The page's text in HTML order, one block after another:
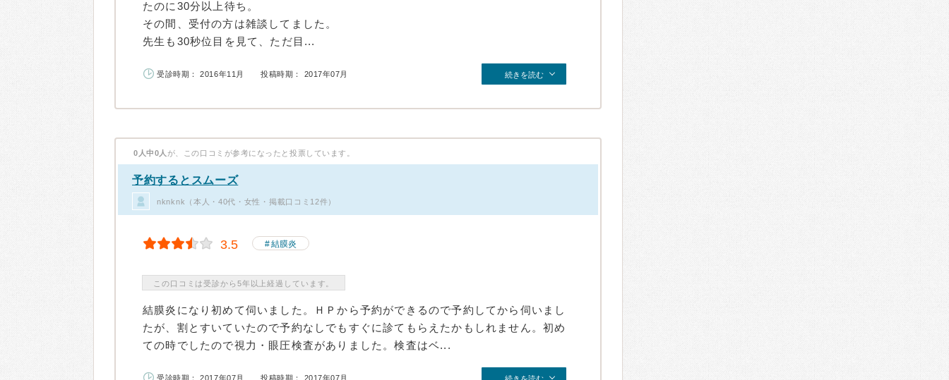
たのに30分以上待ち。
その間、受付の方は雑談してました。
先生も30秒位目を見て、ただ目...
受診時期： 2016年11月 投稿時期： 2017年07月 続きを読む
0人中0人 が、この口コミが参考になったと投票しています。
予約するとスムーズ
nknknk（本人・40代・女性・掲載口コミ12件）
3.5 結膜炎
この口コミは受診から5年以上経過しています。
結膜炎になり初めて伺いました。ＨＰから予約ができるので予約してから伺いまし
たが、割とすいていたので予約なしでもすぐに診てもらえたかもしれません。初め
ての時でしたので視力・眼圧検査がありました。検査はベ...
受診時期： 2017年07月 投稿時期： 2017年07月